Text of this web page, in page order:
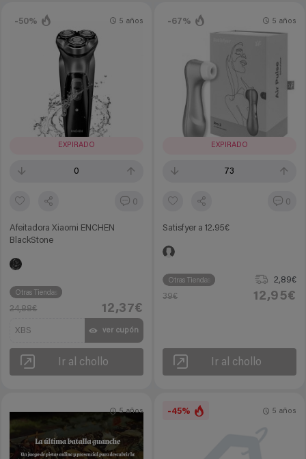
-50%
EXPIRADO
0
0
Afeitadora Xiaomi ENCHEN
BlackStone
5 años
Otras Tiendas
24,88€ 12,37€
XBS ver cupón
Ir al chollo
-67%
EXPIRADO
73
0
Satisfyer a 12.95€
5 años
Otras Tiendas
2,89€
39€
12,95€
Ir al chollo
5 años -45% 5 años